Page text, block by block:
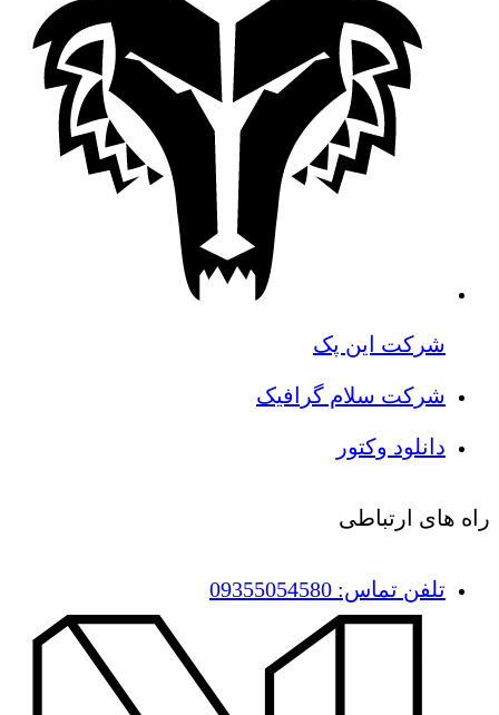
شرکت این پک
شرکت سلام گرافیک
دانلود وکتور
راه های ارتباطی
تلفن تماس: 09355054580